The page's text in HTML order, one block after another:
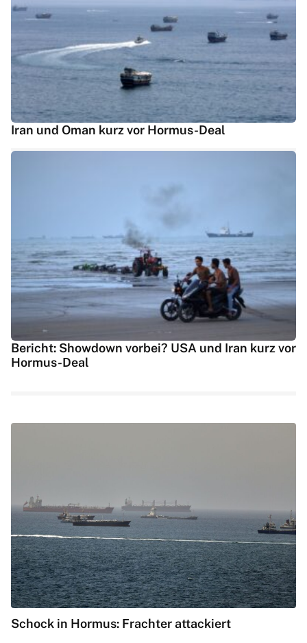
Iran und Oman kurz vor Hormus-Deal
Bericht: Showdown vorbei? USA und Iran kurz vor
Hormus-Deal
Schock in Hormus: Frachter attackiert